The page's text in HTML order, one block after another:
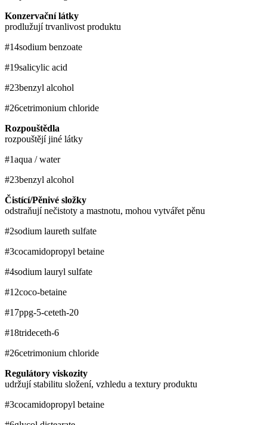
Konzervační látky
prodlužují trvanlivost produktu
#14sodium benzoate
#19salicylic acid
#23benzyl alcohol
#26cetrimonium chloride
Rozpouštědla
rozpouštějí jiné látky
#1aqua / water
#23benzyl alcohol
Čistící/Pěnivé složky
odstraňují nečistoty a mastnotu, mohou vytvářet pěnu
#2sodium laureth sulfate
#3cocamidopropyl betaine
#4sodium lauryl sulfate
#12coco-betaine
#17ppg-5-ceteth-20
#18trideceth-6
#26cetrimonium chloride
Regulátory viskozity
udržují stabilitu složení, vzhledu a textury produktu
#3cocamidopropyl betaine